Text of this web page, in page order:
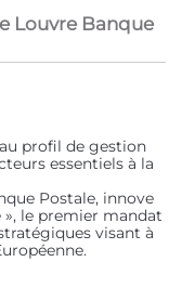
Louvre Banque
profil de gestion
essentiels à la
Postale, innove
», le premier mandat
visant à